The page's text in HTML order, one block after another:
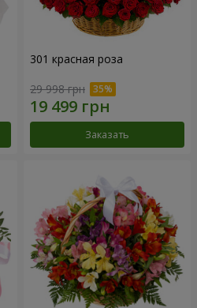
301 красная роза
29 998 грн
Заказать